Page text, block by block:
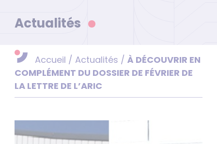
Actualités
Accueil / Actualités / À DÉCOUVRIR EN
COMPLÉMENT DU DOSSIER DE FÉVRIER DE
LA LETTRE DE L’ARIC